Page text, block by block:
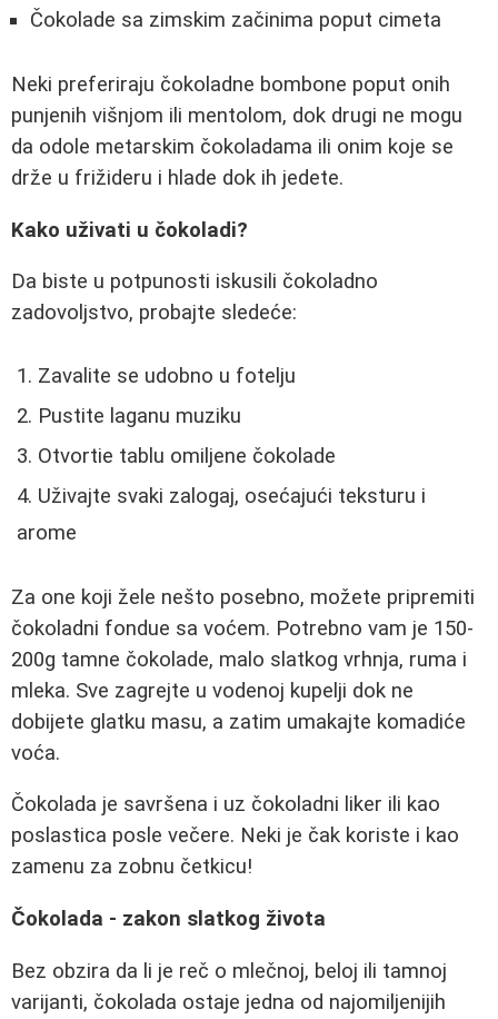
Čokolade sa zimskim začinima poput cimeta
Neki preferiraju čokoladne bombone poput onih
punjenih višnjom ili mentolom, dok drugi ne mogu
da odole metarskim čokoladama ili onim koje se
drže u frižideru i hlade dok ih jedete.
Kako uživati u čokoladi?
Da biste u potpunosti iskusili čokoladno
zadovoljstvo, probajte sledeće:
Zavalite se udobno u fotelju
Pustite laganu muziku
Otvortie tablu omiljene čokolade
Uživajte svaki zalogaj, osećajući teksturu i
arome
Za one koji žele nešto posebno, možete pripremiti
čokoladni fondue sa voćem. Potrebno vam je 150-
200g tamne čokolade, malo slatkog vrhnja, ruma i
mleka. Sve zagrejte u vodenoj kupelji dok ne
dobijete glatku masu, a zatim umakajte komadiće
voća.
Čokolada je savršena i uz čokoladni liker ili kao
poslastica posle večere. Neki je čak koriste i kao
zamenu za zobnu četkicu!
Čokolada - zakon slatkog života
Bez obzira da li je reč o mlečnoj, beloj ili tamnoj
varijanti, čokolada ostaje jedna od najomiljenijih